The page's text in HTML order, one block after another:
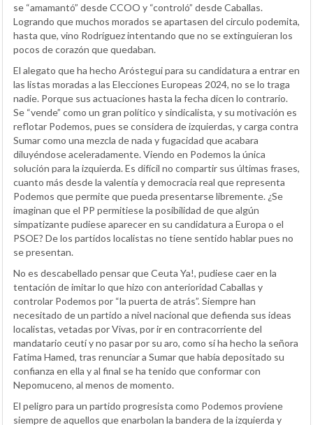
se “amamantó” desde CCOO y “controló” desde Caballas.
Logrando que muchos morados se apartasen del circulo podemita,
hasta que, vino Rodríguez intentando que no se extinguieran los
pocos de corazón que quedaban.
El alegato que ha hecho Aróstegui para su candidatura a entrar en
las listas moradas a las Elecciones Europeas 2024, no se lo traga
nadie. Porque sus actuaciones hasta la fecha dicen lo contrario.
Se “vende” como un gran político y sindicalista, y su motivación es
reflotar Podemos, pues se considera de izquierdas, y carga contra
Sumar como una mezcla de nada y fugacidad que acabara
diluyéndose aceleradamente. Viendo en Podemos la única
solución para la izquierda. Es difícil no compartir sus últimas frases,
cuanto más desde la valentía y democracia real que representa
Podemos que permite que pueda presentarse libremente. ¿Se
imaginan que el PP permitiese la posibilidad de que algún
simpatizante pudiese aparecer en su candidatura a Europa o el
PSOE? De los partidos localistas no tiene sentido hablar pues no
se presentan.
No es descabellado pensar que Ceuta Ya!, pudiese caer en la
tentación de imitar lo que hizo con anterioridad Caballas y
controlar Podemos por “la puerta de atrás”. Siempre han
necesitado de un partido a nivel nacional que defienda sus ideas
localistas, vetadas por Vivas, por ir en contracorriente del
mandatario ceutí y no pasar por su aro, como sí ha hecho la señora
Fatima Hamed, tras renunciar a Sumar que había depositado su
confianza en ella y al final se ha tenido que conformar con
Nepomuceno, al menos de momento.
El peligro para un partido progresista como Podemos proviene
siempre de aquellos que enarbolan la bandera de la izquierda y